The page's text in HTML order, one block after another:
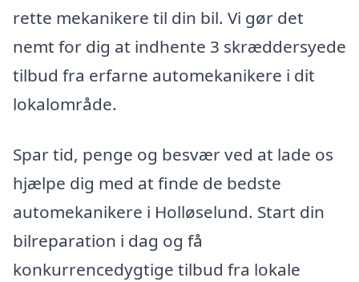
rette mekanikere til din bil. Vi gør det
nemt for dig at indhente 3 skræddersyede
tilbud fra erfarne automekanikere i dit
lokalområde.
Spar tid, penge og besvær ved at lade os
hjælpe dig med at finde de bedste
automekanikere i Holløselund. Start din
bilreparation i dag og få
konkurrencedygtige tilbud fra lokale